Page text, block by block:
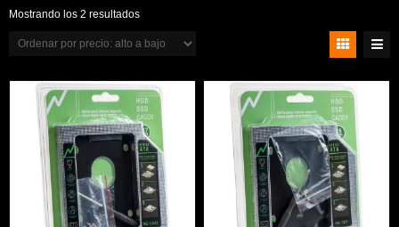
Mostrando los 2 resultadosOrdenado
precio:
alto